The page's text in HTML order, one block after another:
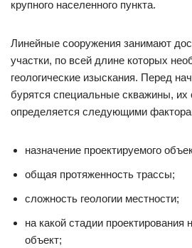
крупного населенного пункта.
Линейные сооружения занимают
участки, по всей длине которых
геологические изыскания. Перед
бурятся специальные скважины,
определяется следующими
назначение проектируемого
общая протяженность трассы;
сложность геологии местности;
на какой стадии проектирования
объект;